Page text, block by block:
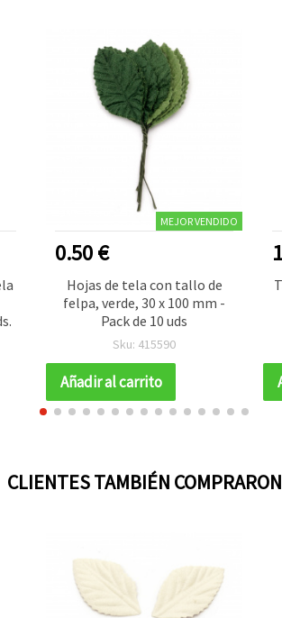
MEJOR VENDIDO
0.50 €
Hojas de tela con tallo de
felpa, verde, 30 x 100 mm -
Pack de 10 uds
Sku: 415590
Añadir al carrito
CLIENTES TAMBIÉN COMPRARON